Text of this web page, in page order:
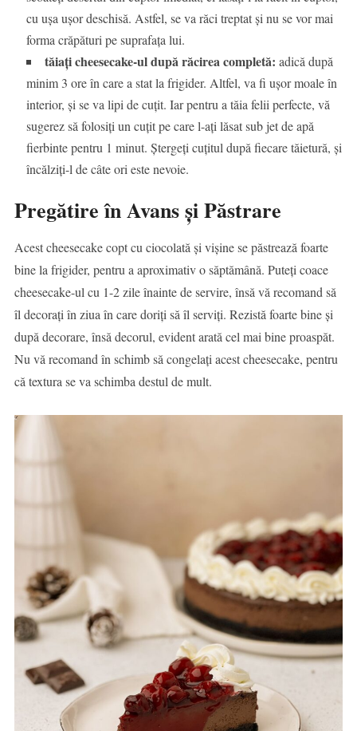
cu ușa ușor deschisă. Astfel, se va răci treptat și nu se vor mai
forma crăpături pe suprafața lui.
tăiați cheesecake-ul după răcirea completă: adică după
minim 3 ore în care a stat la frigider. Altfel, va fi ușor moale în
interior, și se va lipi de cuțit. Iar pentru a tăia felii perfecte, vă
sugerez să folosiți un cuțit pe care l-ați lăsat sub jet de apă
fierbinte pentru 1 minut. Ștergeți cuțitul după fiecare tăietură, și
încălziți-l de câte ori este nevoie.
Pregătire în Avans și Păstrare
Acest cheesecake copt cu ciocolată și vișine se păstrează foarte
bine la frigider, pentru a aproximativ o săptămână. Puteți coace
cheesecake-ul cu 1-2 zile înainte de servire, însă vă recomand să
îl decorați în ziua în care doriți să îl serviți. Rezistă foarte bine și
după decorare, însă decorul, evident arată cel mai bine proaspăt.
Nu vă recomand în schimb să congelați acest cheesecake, pentru
că textura se va schimba destul de mult.